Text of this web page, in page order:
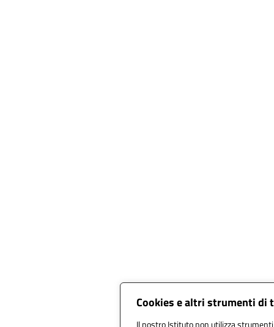
Cookies e altri strumenti di
Il nostro Istituto non utilizza